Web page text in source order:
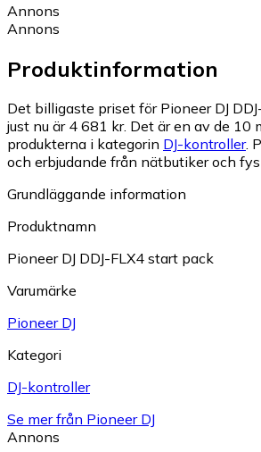
Annons
Annons
Produktinformation
Det billigaste priset för Pioneer DJ
just nu är 4 681 kr. Det är en av de 10
produkterna i kategorin DJ-kontroller.
och erbjudande från nätbutiker och
Grundläggande information
Produktnamn
Pioneer DJ DDJ-FLX4 start pack
Varumärke
Pioneer DJ
Kategori
DJ-kontroller
Se mer från Pioneer DJ
Annons